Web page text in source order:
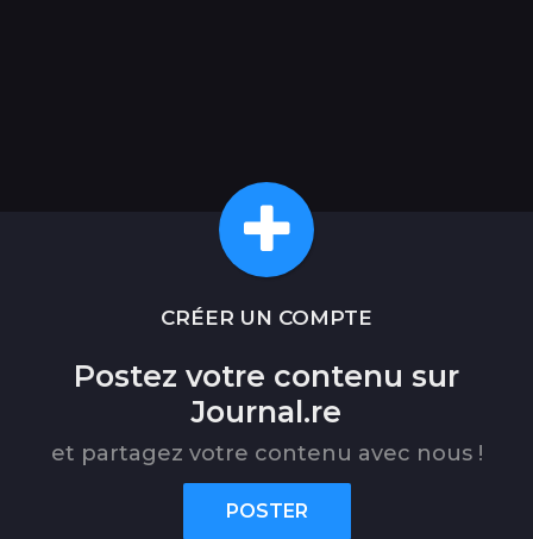
CRÉER UN COMPTE
Postez votre contenu sur
Journal.re
et partagez votre contenu avec nous !
POSTER